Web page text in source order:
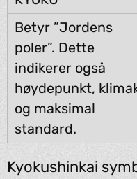
Kyokushinkai